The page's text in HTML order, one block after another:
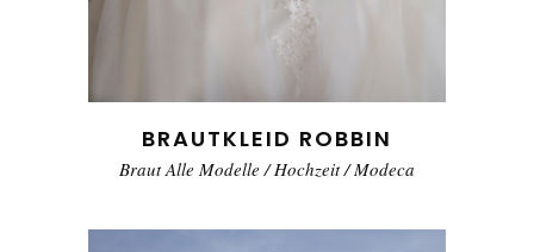
BRAUTKLEID ROBBIN
Braut Alle Modelle /Hochzeit/Modeca